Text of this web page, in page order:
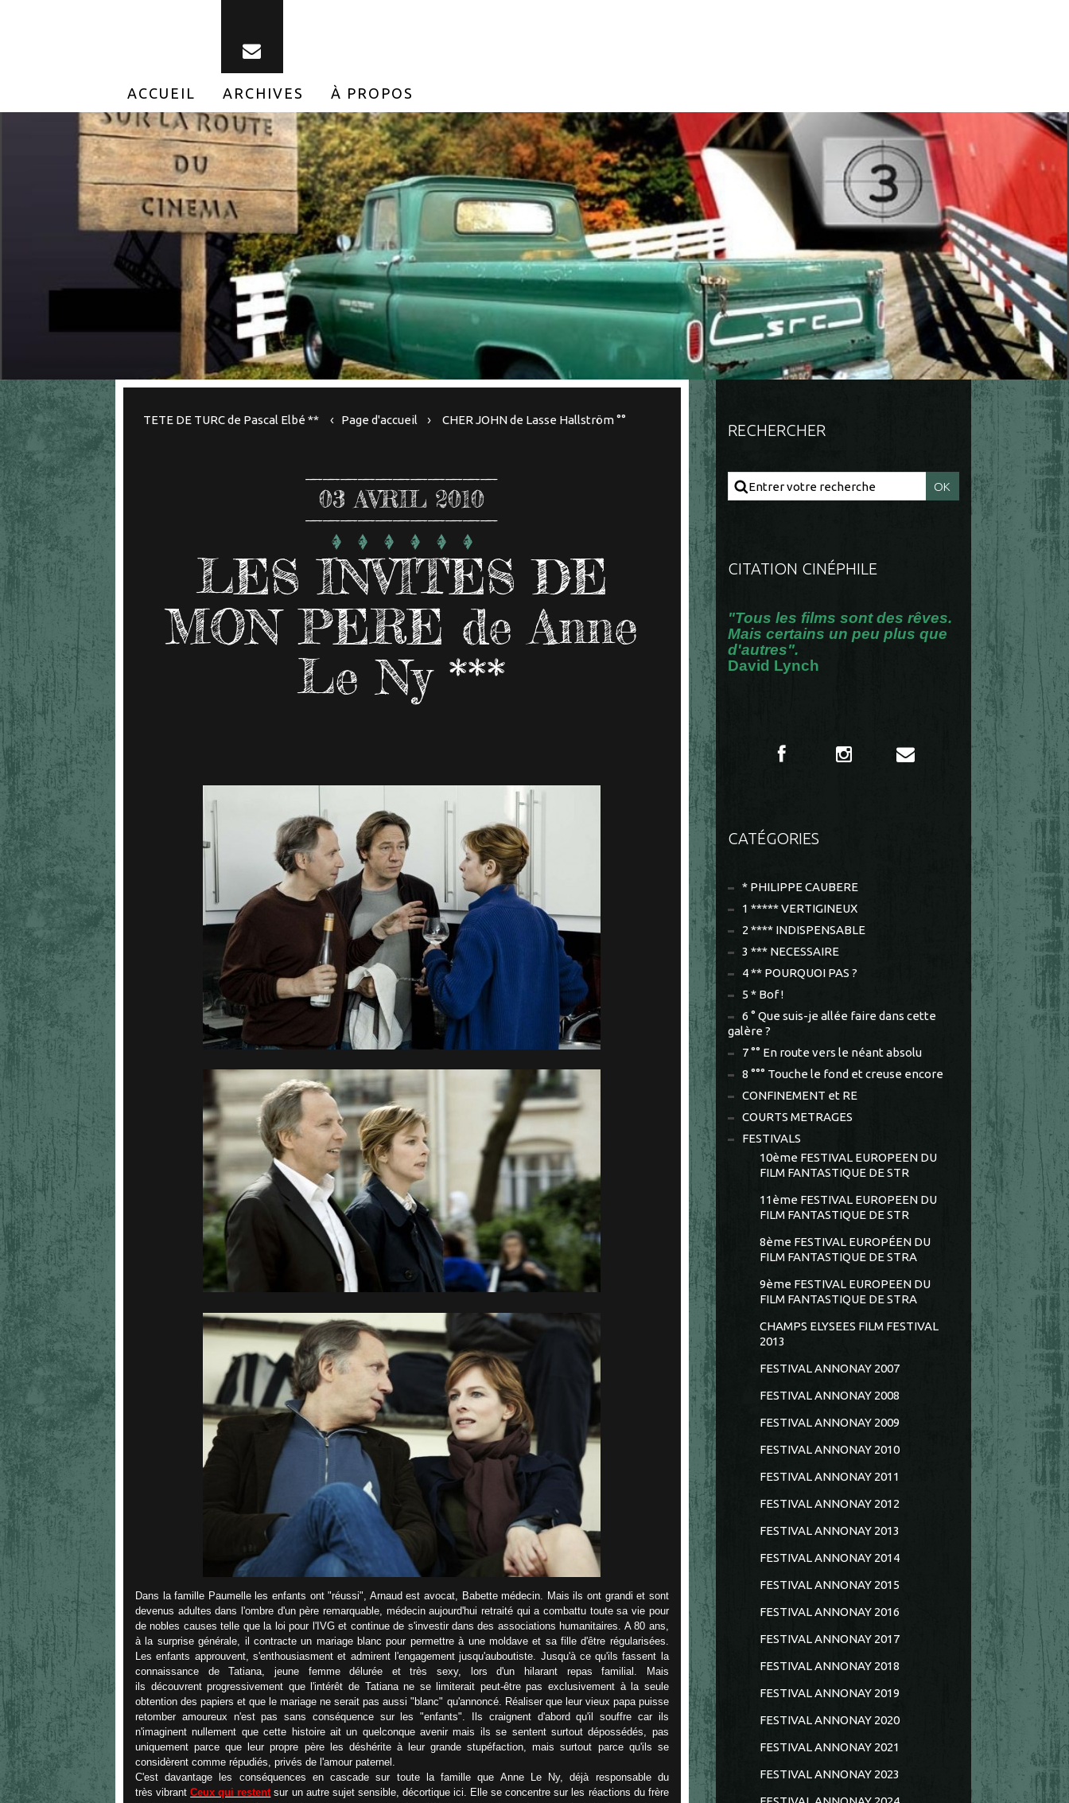
ACCUEIL ARCHIVES À PROPOS
TETE DE TURC de Pascal Elbé ** Page d'accueil CHER JOHN de Lasse Hallström °°
03 AVRIL 2010
LES INVITES DE
MON PERE de Anne
Le Ny ***
Dans la famille Paumelle les enfants ont "réussi", Arnaud est avocat, Babette médecin. Mais ils ont grandi et sont
devenus adultes dans l'ombre d'un père remarquable, médecin aujourd'hui retraité qui a combattu toute sa vie pour
de nobles causes telle que la loi pour l'IVG et continue de s'investir dans des associations humanitaires. A 80 ans,
à la surprise générale, il contracte un mariage blanc pour permettre à une moldave et sa fille d'être régularisées.
Les enfants approuvent, s'enthousiasment et admirent l'engagement jusqu'auboutiste. Jusqu'à ce qu'ils fassent la
connaissance de Tatiana, jeune femme délurée et très sexy, lors d'un hilarant repas familial. Mais
ils découvrent progressivement que l'intérêt de Tatiana ne se limiterait peut-être pas exclusivement à la seule
obtention des papiers et que le mariage ne serait pas aussi "blanc" qu'annoncé. Réaliser que leur vieux papa puisse
retomber amoureux n'est pas sans conséquence sur les "enfants". Ils craignent d'abord qu'il souffre car ils
n'imaginent nullement que cette histoire ait un quelconque avenir mais ils se sentent surtout dépossédés, pas
uniquement parce que leur propre père les déshérite à leur grande stupéfaction, mais surtout parce qu'ils se
considèrent comme répudiés, privés de l'amour paternel.
C'est davantage les conséquences en cascade sur toute la famille que Anne Le Ny, déjà responsable du
très vibrantCeux qui restentsur un autre sujet sensible, décortique ici. Elle se concentre sur les réactions du frère
RECHERCHER
CITATION CINÉPHILE
"Tous les films sont des rêves.
Mais certains un peu plus que
d'autres".
David Lynch
CATÉGORIES
* PHILIPPE CAUBERE
1 ***** VERTIGINEUX
2 **** INDISPENSABLE
3 *** NECESSAIRE
4 ** POURQUOI PAS ?
5 * Bof !
6 ° Que suis-je allée faire dans cette
galère ?
7 °° En route vers le néant absolu
8 °°° Touche le fond et creuse encore
CONFINEMENT et RE
COURTS METRAGES
FESTIVALS
10ème FESTIVAL EUROPEEN DU
FILM FANTASTIQUE DE STR
11ème FESTIVAL EUROPEEN DU
FILM FANTASTIQUE DE STR
8ème FESTIVAL EUROPÉEN DU
FILM FANTASTIQUE DE STRA
9ème FESTIVAL EUROPEEN DU
FILM FANTASTIQUE DE STRA
CHAMPS ELYSEES FILM FESTIVAL
2013
FESTIVAL ANNONAY 2007
FESTIVAL ANNONAY 2008
FESTIVAL ANNONAY 2009
FESTIVAL ANNONAY 2010
FESTIVAL ANNONAY 2011
FESTIVAL ANNONAY 2012
FESTIVAL ANNONAY 2013
FESTIVAL ANNONAY 2014
FESTIVAL ANNONAY 2015
FESTIVAL ANNONAY 2016
FESTIVAL ANNONAY 2017
FESTIVAL ANNONAY 2018
FESTIVAL ANNONAY 2019
FESTIVAL ANNONAY 2020
FESTIVAL ANNONAY 2021
FESTIVAL ANNONAY 2023